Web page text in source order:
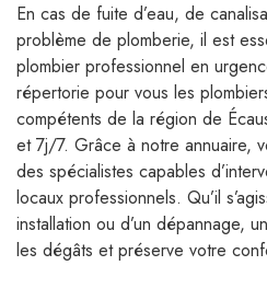
En cas de fuite d’eau, de
problème de plomberie, il est
plombier professionnel en
répertorie pour vous les
compétents de la région de
et 7j/7. Grâce à notre annuaire,
des spécialistes capables
locaux professionnels. Qu’il
installation ou d’un dépannage,
les dégâts et préserve votre